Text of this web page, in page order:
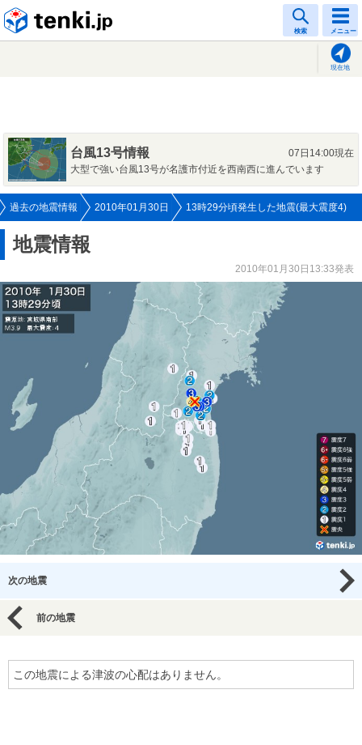
検索 メニュー
現在地
台風13号情報
07日14:00現在
大型で強い台風13号が名護市付近を西南西に進んでいます
過去の地震情報 2010年01月30日 13時29分頃発生した地震(最大震度4)
地震情報
2010年01月30日13:33発表
次の地震
前の地震
この地震による津波の心配はありません。